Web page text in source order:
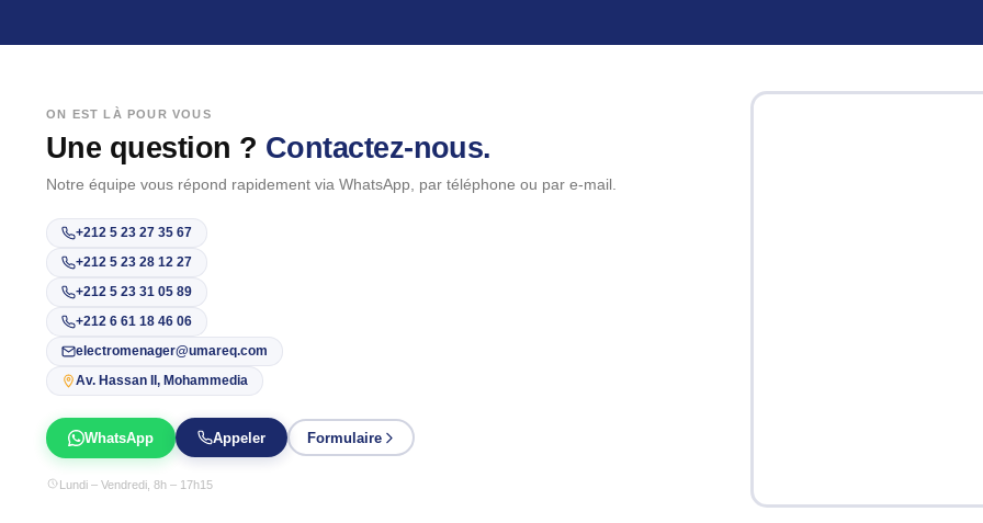
ON EST LÀ POUR VOUS
Une question ? Contactez-nous.
Notre équipe vous répond rapidement via WhatsApp, par téléphone ou par e-mail.
+212 5 23 27 35 67
+212 5 23 28 12 27
+212 5 23 31 05 89
+212 6 61 18 46 06
electromenager@umareq.com
Av. Hassan II, Mohammedia
WhatsApp Appeler Formulaire
Lundi – Vendredi, 8h – 17h15